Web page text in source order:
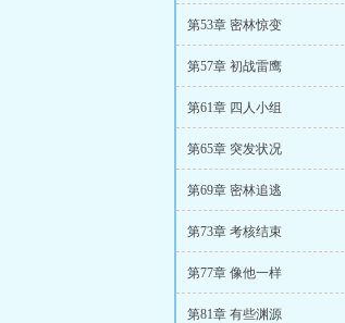
第53章 密林惊变
第57章 初战雷鹰
第61章 四人小组
第65章 突发状况
第69章 密林追逃
第73章 考核结束
第77章 像他一样
第81章 有些渊源